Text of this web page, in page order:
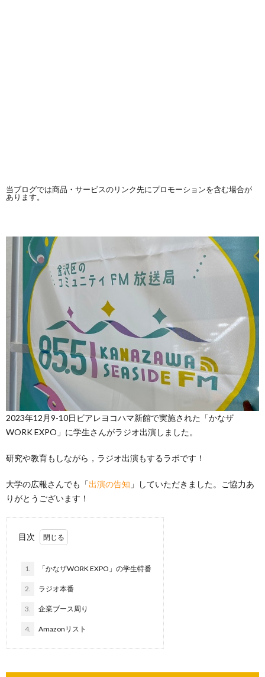
当ブログでは商品・サービスのリンク先にプロモーションを含む場合が
あります。
2023年12月9-10日ビアレヨコハマ新館で実施された「かなザ
WORK EXPO」に学生さんがラジオ出演しました。
研究や教育もしながら，ラジオ出演もするラボです！
大学の広報さんでも「出演の告知 」していただきました。ご協力あ
りがとうございます！
目次
1. 「かなザWORK EXPO」の学生特番
2. ラジオ本番
3. 企業ブース周り
4. Amazonリスト